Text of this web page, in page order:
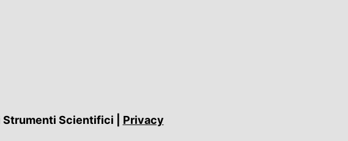
Strumenti Scientifici | Privacy